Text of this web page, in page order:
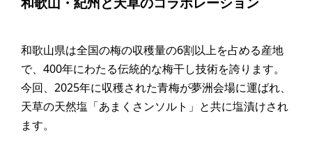
和歌山県は全国の梅の収穫量の6割以上を占める産地
で、400年にわたる伝統的な梅干し技術を誇ります。
今回、2025年に収穫された青梅が夢洲会場に運ばれ、
天草の天然塩「あまくさンソルト」と共に塩漬けされ
ます。